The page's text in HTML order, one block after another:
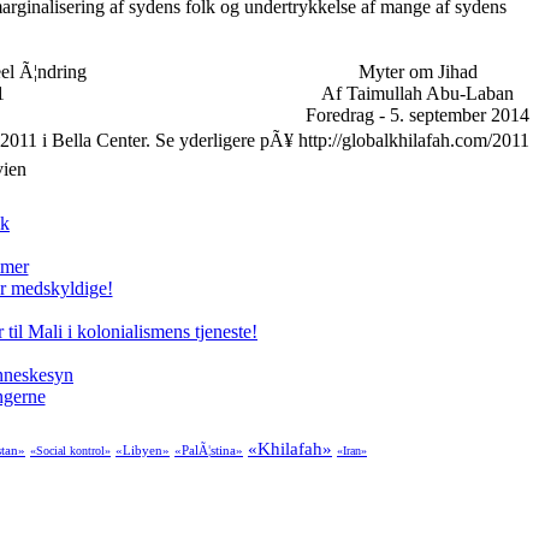
af sydens folk og undertrykkelse af mange af sydens
Myter om Jihad
Af Taimullah Abu-Laban
Foredrag - 5. september 2014
Ã¦ndring
i Bella Center. Se yderligere pÃ¥ http://globalkhilafah.com/2011
medskyldige!
til Mali i kolonialismens tjeneste!
«Social kontrol» «Libyen» «PalÃ¦stina» «Khilafah» «Iran»